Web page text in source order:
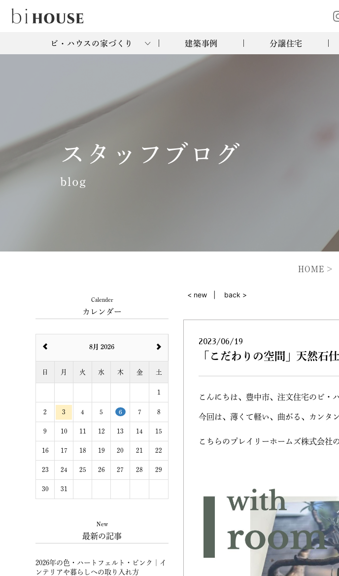
ビ・ハウスの家づくり 建築事例 分譲住宅
スタッフブログ
blog
HOME
< new back >
2023/06/19
「こだわりの空間」天然石
こんにちは、豊中市、注文住宅のビ・
今回は、薄くて軽い、曲がる、カンタ
こちらのプレイリーホームズ株式会社
Calender
カレンダー
8月 2026
日 月 火 水 木 金 土
1
2 3 4 5 6 7 8
9 10 11 12 13 14 15
16 17 18 19 20 21 22
23 24 25 26 27 28 29
30 31
New
最新の記事
2026年の色・ハートフェルト・ピンク｜イ
ンテリアや暮らしへの取り入れ方